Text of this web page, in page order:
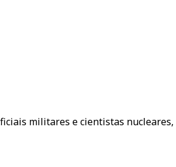
militares e cientistas